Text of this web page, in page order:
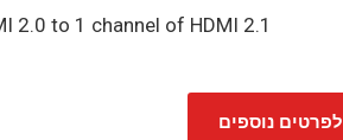
2.0 to 1 channel of HDMI 2.1
לפרטים נוספים